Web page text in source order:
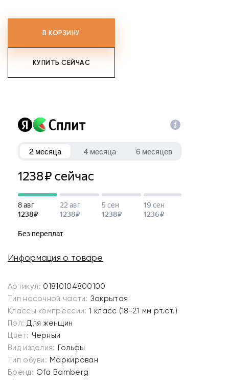
В КОРЗИНУ
КУПИТЬ СЕЙЧАС
Информация о товаре
Артикул: 01810104800100
Тип носочной части: Закрытая
Классы компрессии: 1 класс (18-21 мм рт.ст.)
Пол: Для женщин
Цвет: Черный
Вид изделия: Гольфы
Тип обуви: Маркирован
Бренд: Ofa Bamberg